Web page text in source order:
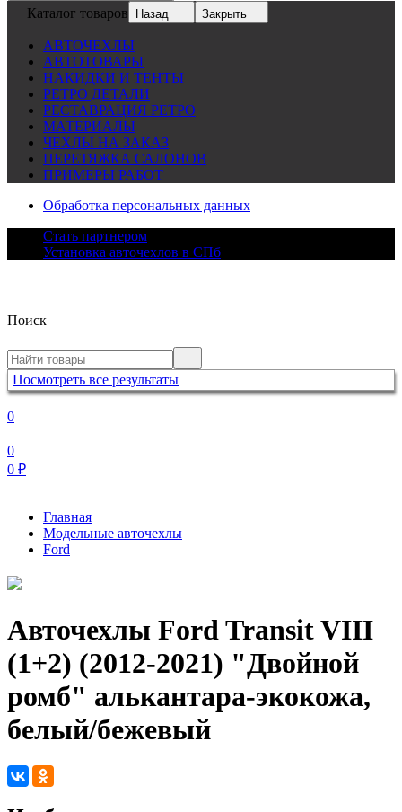
Каталог товаров Назад Закрыть
АВТОЧЕХЛЫ
АВТОТОВАРЫ
НАКИДКИ И ТЕНТЫ
РЕТРО ДЕТАЛИ
РЕСТАВРАЦИЯ РЕТРО
МАТЕРИАЛЫ
ЧЕХЛЫ НА ЗАКАЗ
ПЕРЕТЯЖКА САЛОНОВ
ПРИМЕРЫ РАБОТ
Обработка персональных данных
Стать партнером
Установка авточехлов в СПб
Поиск
Посмотреть все результаты
0
0
0 ₽
Главная
Модельные авточехлы
Ford
Авточехлы Ford Transit VIII
(1+2) (2012-2021) "Двойной
ромб" алькантара-экокожа,
белый/бежевый